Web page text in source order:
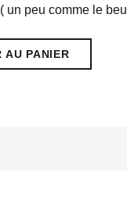
un peu comme le
AU PANIER